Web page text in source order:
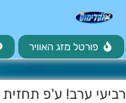
פורטל מזג האוויר
רביעי ערב! ע'פ